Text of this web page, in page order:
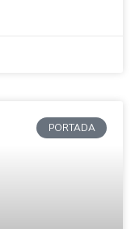
PORTADA